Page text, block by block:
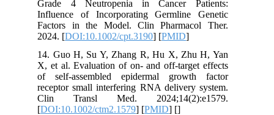
Grade 4 Neutropenia in Cancer Patients:
Influence of Incorporating Germline Genetic
Factors in the Model. Clin Pharmacol Ther.
2024. [DOI:10.1002/cpt.3190] [PMID
14. Guo H, Su Y, Zhang R, Hu X, Zhu H, Yan
X, et al. Evaluation of on- and off-target effects
of self-assembled epidermal growth factor
receptor small interfering RNA delivery system.
Clin Transl Med. 2024;14(2):e1579.
[DOI:10.1002/ctm2.1579] [PMID] [